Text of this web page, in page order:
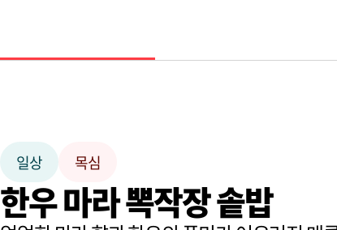
일상 목심
한우 마라 뽁작장 솥밥